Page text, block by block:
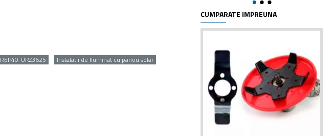
REP40-URZ3625 Instalatii de Iluminat cu panou solar
CUMPARATE IMPREUNA